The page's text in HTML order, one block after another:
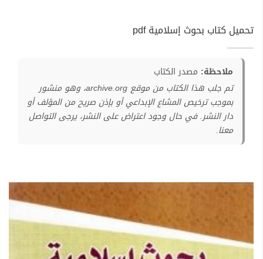
تحميل كتاب بحوث إسلامية pdf
ملاحظة: مصدر الكتاب
تم جلب هذا الكتاب من موقع archive.org، وهو منشور
بموجب ترخيص المشاع الإبداعي أو بإذن صريح من المؤلف أو
دار النشر. في حال وجود اعتراض على النشر، يرجى التواصل
معنا.